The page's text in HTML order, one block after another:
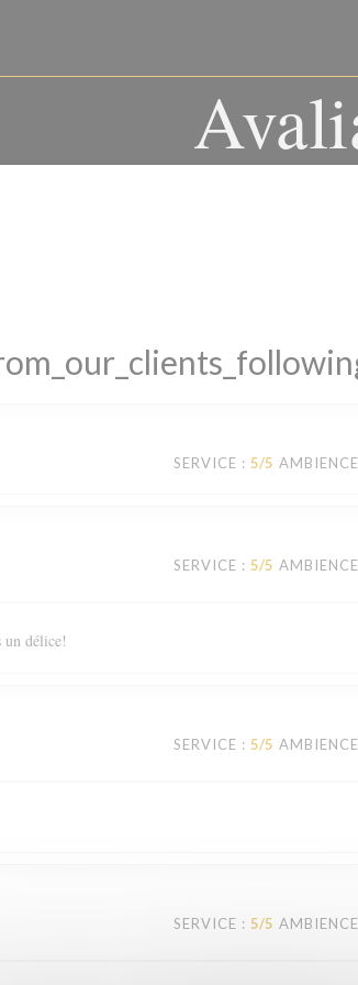
SERVICE : 5/5 AMBIENCE
SERVICE : 5/5 AMBIENCE
un délice!
SERVICE : 5/5 AMBIENCE
SERVICE : 5/5 AMBIENCE